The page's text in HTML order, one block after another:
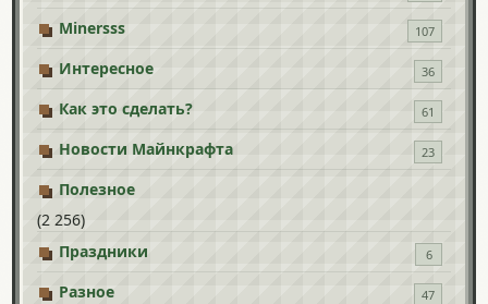
Minersss 107
Интересное 36
Как это сделать? 61
Новости Майнкрафта 23
Полезное
(2 256)
Праздники
6
Разное 47